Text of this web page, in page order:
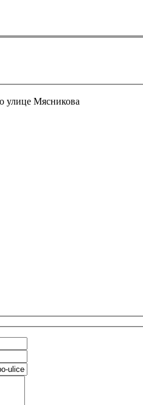
улице Мясникова